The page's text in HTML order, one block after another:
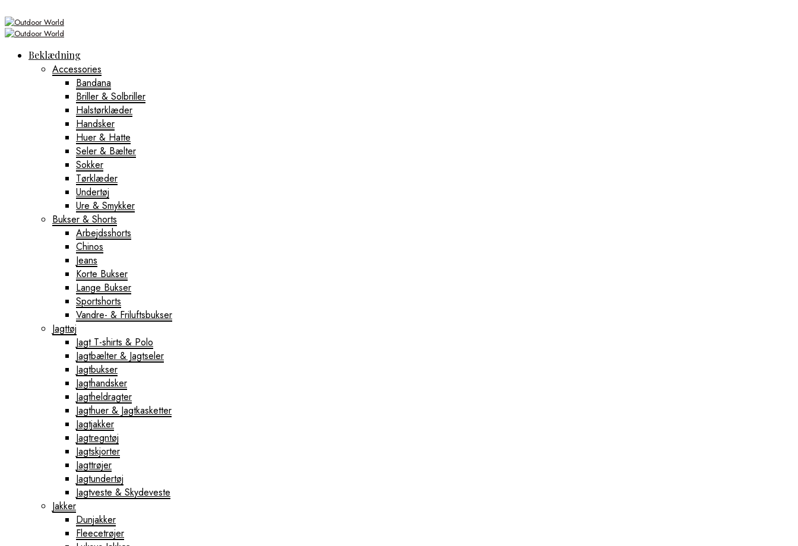
Beklædning
Accessories
Bandana
Briller & Solbriller
Halstørklæder
Handsker
Huer & Hatte
Seler & Bælter
Sokker
Tørklæder
Undertøj
Ure & Smykker
Bukser & Shorts
Arbejdsshorts
Chinos
Jeans
Korte Bukser
Lange Bukser
Sportshorts
Vandre- & Friluftsbukser
Jagttøj
Jagt T-shirts & Polo
Jagtbælter & Jagtseler
Jagtbukser
Jagthandsker
Jagtheldragter
Jagthuer & Jagtkasketter
Jagtjakker
Jagtregntøj
Jagtskjorter
Jagttrøjer
Jagtundertøj
Jagtveste & Skydeveste
Jakker
Dunjakker
Fleecetrøjer